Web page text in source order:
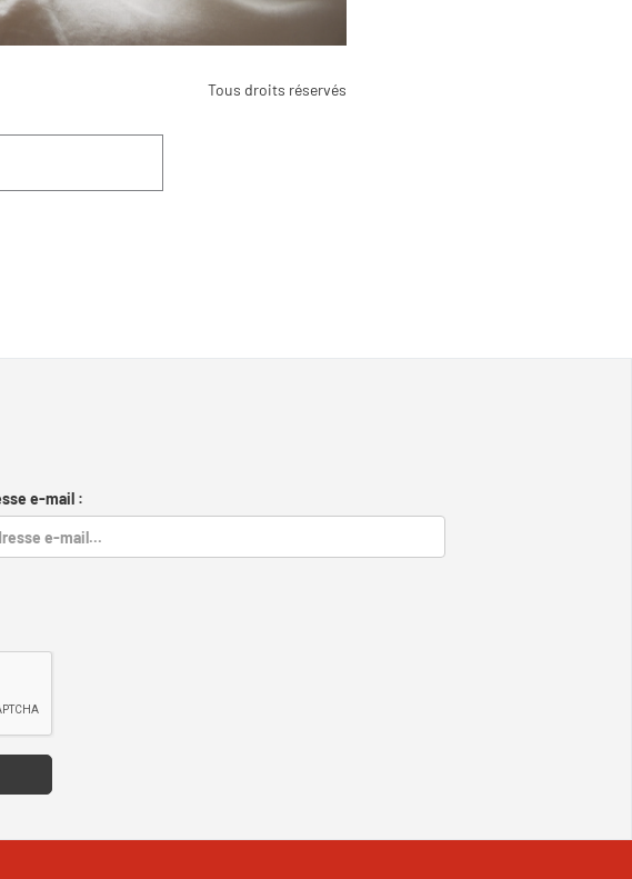
Tous droits réservés
e-mail :